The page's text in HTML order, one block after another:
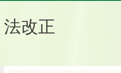
法改正